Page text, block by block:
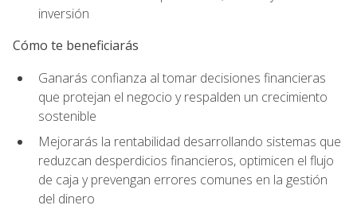
inversión
Cómo te beneficiarás
Ganarás confianza al tomar decisiones financieras
que protejan el negocio y respalden un crecimiento
sostenible
Mejorarás la rentabilidad desarrollando sistemas que
reduzcan desperdicios financieros, optimicen el flujo
de caja y prevengan errores comunes en la gestión
del dinero